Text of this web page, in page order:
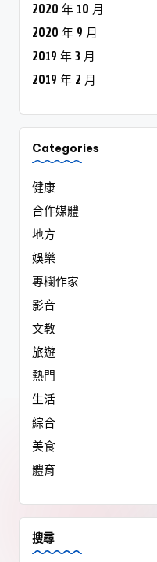
2020 年 10 月
2020 年 9 月
2019 年 3 月
2019 年 2 月
Categories
健康
合作媒體
地方
娛樂
專欄作家
影音
文教
旅遊
熱門
生活
綜合
美食
體育
搜尋